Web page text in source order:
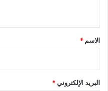
*
الاسم *
البريد الإلكتروني*